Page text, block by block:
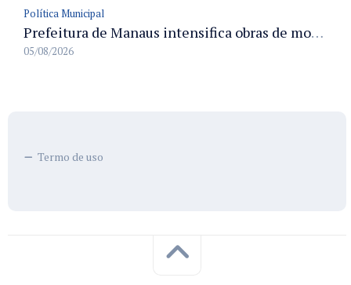
Política Municipal
Prefeitura de Manaus intensifica obras de modernização no viaduto Miguel Arraes para ampliar segurança e acessibilidade na região
05/08/2026
Termo de uso